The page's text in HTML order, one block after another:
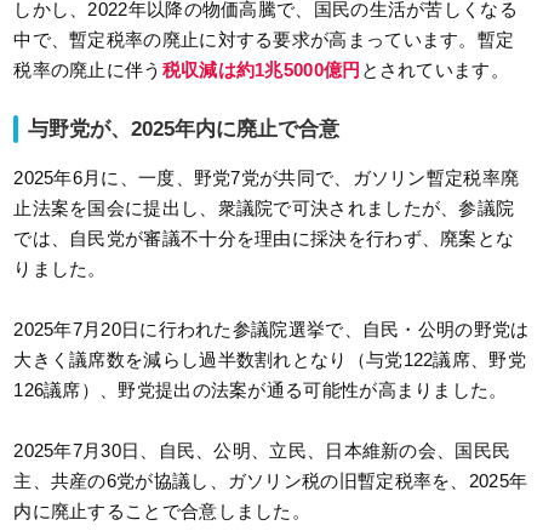
しかし、2022年以降の物価高騰で、国民の生活が苦しくなる
中で、暫定税率の廃止に対する要求が高まっています。暫定
税率の廃止に伴う 税収減は約1兆5000億円 とされています。
与野党が、2025年内に廃止で合意
2025年6月に、一度、野党7党が共同で、ガソリン暫定税率廃
止法案を国会に提出し、衆議院で可決されましたが、参議院
では、自民党が審議不十分を理由に採決を行わず、廃案とな
りました。
2025年7月20日に行われた参議院選挙で、自民・公明の野党は
大きく議席数を減らし過半数割れとなり（与党122議席、野党
126議席）、野党提出の法案が通る可能性が高まりました。
2025年7月30日、自民、公明、立民、日本維新の会、国民民
主、共産の6党が協議し、ガソリン税の旧暫定税率を、2025年
内に廃止することで合意しました。